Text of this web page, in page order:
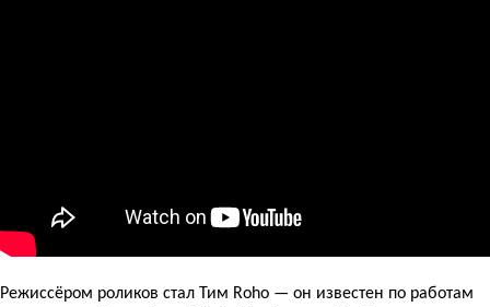
Режиссёром роликов стал Тим Roho — он известен по работам